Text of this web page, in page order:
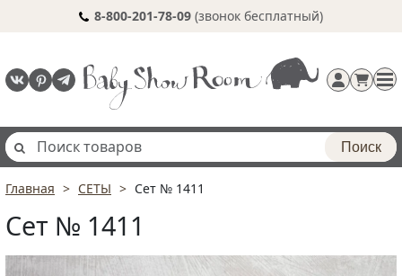
8-800-201-78-09 (звонок бесплатный)
Поиск
Главная СЕТЫ Сет № 1411
Сет № 1411